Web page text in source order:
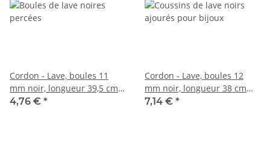
Cordon - Lave, boules 11
mm noir, longueur 39,5 cm
/5057
4,76 € *
Cordon - Lave, boules 12
mm noir, longueur 38 cm
/5101
7,14 € *